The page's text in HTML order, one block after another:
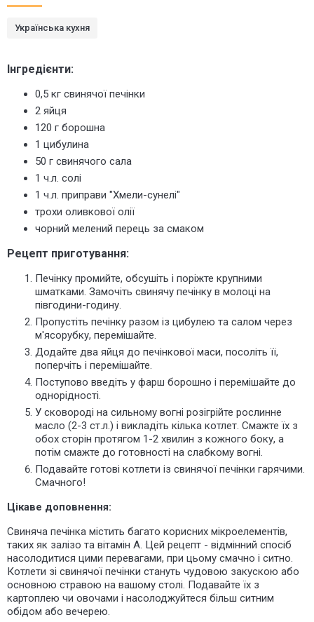
Українська кухня
Інгредієнти:
0,5 кг свинячої печінки
2 яйця
120 г борошна
1 цибулина
50 г свинячого сала
1 ч.л. солі
1 ч.л. приправи "Хмели-сунелі"
трохи оливкової олії
чорний мелений перець за смаком
Рецепт приготування:
Печінку промийте, обсушіть і поріжте крупними
шматками. Замочіть свинячу печінку в молоці на
півгодини-годину.
Пропустіть печінку разом із цибулею та салом через
м'ясорубку, перемішайте.
Додайте два яйця до печінкової маси, посоліть її,
поперчіть і перемішайте.
Поступово введіть у фарш борошно і перемішайте до
однорідності.
У сковороді на сильному вогні розігрійте рослинне
масло (2-3 ст.л.) і викладіть кілька котлет. Смажте їх з
обох сторін протягом 1-2 хвилин з кожного боку, а
потім смажте до готовності на слабкому вогні.
Подавайте готові котлети із свинячої печінки гарячими.
Смачного!
Цікаве доповнення:
Свиняча печінка містить багато корисних мікроелементів,
таких як залізо та вітамін А. Цей рецепт - відмінний спосіб
насолодитися цими перевагами, при цьому смачно і ситно.
Котлети зі свинячої печінки стануть чудовою закускою або
основною стравою на вашому столі. Подавайте їх з
картоплею чи овочами і насолоджуйтеся більш ситним
обідом або вечерею.